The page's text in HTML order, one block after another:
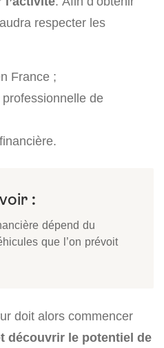
respecter les
France ;
professionnelle de
:
dépend du
que l’on prévoit
doit alors commencer
découvrir le potentiel de